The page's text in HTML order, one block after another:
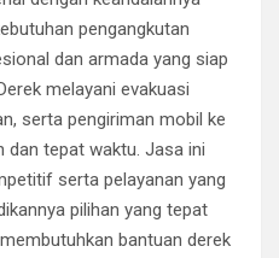
pengangkutan
dan armada yang siap
melayani evakuasi
serta pengiriman mobil ke
dan tepat waktu. Jasa ini
serta pelayanan yang
pilihan yang tepat
bantuan derek